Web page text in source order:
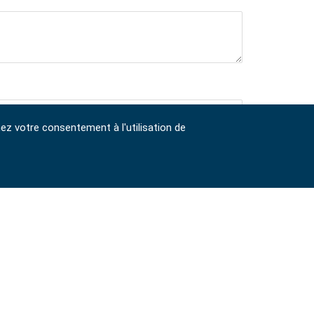
votre consentement à l'utilisation de